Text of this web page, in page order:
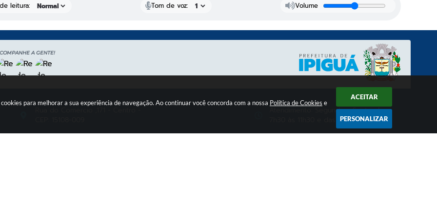
para melhorar a sua experiência de navegação. Ao continuar você concorda com a nossa Política de Cookies e
ACEITAR
PERSONALIZAR
leitura: Tom de voz: Volume
A GENTE!
Atendimento: Segunda a Sexta, das
7h30 às 11h30 e das 13h00 às 17h00